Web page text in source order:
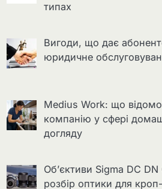
типах
Вигоди, що дає
юридичне
Medius Work: що
компанію у сфері
догляду
Об’єктиви Sigma DC
розбір оптики для